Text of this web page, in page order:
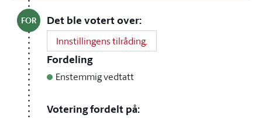
FOR Det ble votert over:
Innstillingens tilråding.
Fordeling
Enstemmig vedtatt
Votering fordelt på: